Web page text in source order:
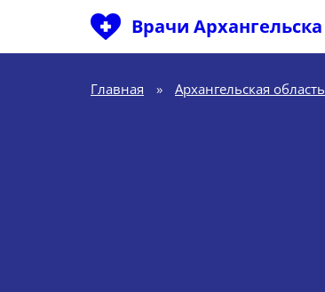
Врачи Архангельска
Главная » Архангельская область